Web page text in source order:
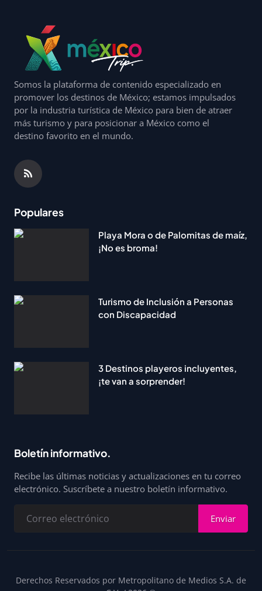
Somos la plataforma de contenido especializado en
promover los destinos de México; estamos impulsados
por la industria turística de México para bien de atraer
más turismo y para posicionar a México como el
destino favorito en el mundo.
Populares
Playa Mora o de Palomitas de maíz,
¡No es broma!
Turismo de Inclusión a Personas
con Discapacidad
3 Destinos playeros incluyentes,
¡te van a sorprender!
Boletín informativo.
Recibe las últimas noticias y actualizaciones en tu correo
electrónico. Suscríbete a nuestro boletín informativo.
Enviar
Derechos Reservados por Metropolitano de Medios S.A. de